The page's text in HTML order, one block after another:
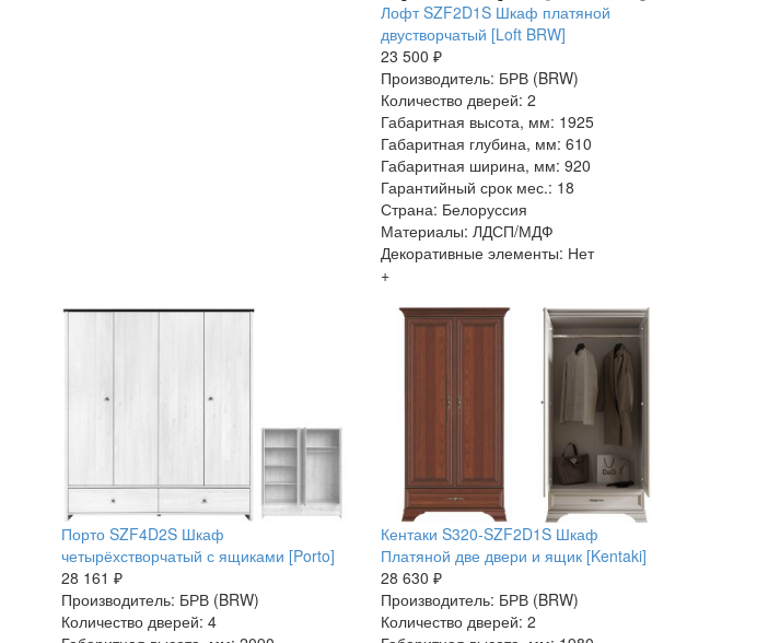
Лофт SZF2D1S Шкаф платяной
двустворчатый [Loft BRW]
23 500 ₽
Производитель: БРВ (BRW)
Количество дверей: 2
Габаритная высота, мм: 1925
Габаритная глубина, мм: 610
Габаритная ширина, мм: 920
Гарантийный срок мес.: 18
Страна: Белоруссия
Материалы: ЛДСП/МДФ
Декоративные элементы: Нет
+
Порто SZF4D2S Шкаф
четырёхстворчатый с ящиками [Porto]
28 161 ₽
Производитель: БРВ (BRW)
Количество дверей: 4
Кентаки S320-SZF2D1S Шкаф
Платяной две двери и ящик [Kentaki]
28 630 ₽
Производитель: БРВ (BRW)
Количество дверей: 2